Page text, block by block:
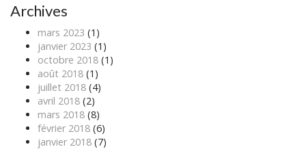
o
Archives
mars 2023 (1)
janvier 2023 (1)
octobre 2018 (1)
août 2018 (1)
juillet 2018 (4)
avril 2018 (2)
mars 2018 (8)
février 2018 (6)
janvier 2018 (7)